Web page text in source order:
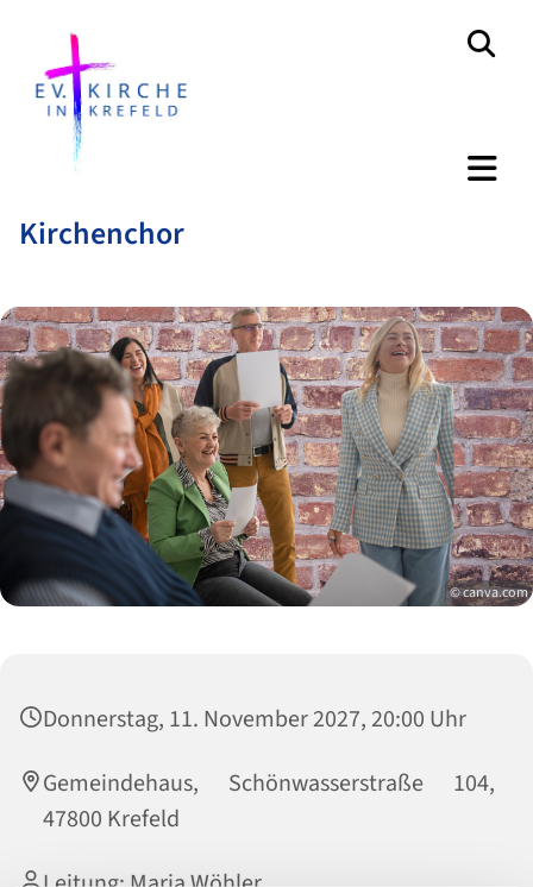
Kirchenchor
© canva.com
Donnerstag, 11. November 2027, 20:00 Uhr
Gemeindehaus, Schönwasserstraße 104,
47800 Krefeld